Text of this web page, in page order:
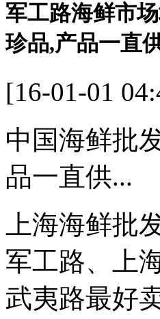
军工路海鲜市
珍品,产品一直
[16-01-01
中国海鲜批
品一直供...
上海海鲜批
军工路、上
武夷路最好